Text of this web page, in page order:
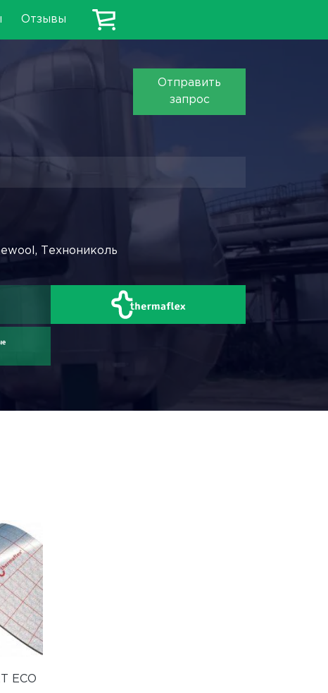
Отзывы
Отправить
запрос
Технониколь
ECO